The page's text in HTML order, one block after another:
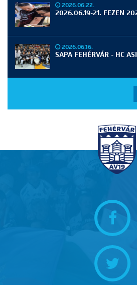
2026.06.22.
2026.06.19-21. FEZEN
2026.06.16.
SAPA FEHÉRVÁR - HC